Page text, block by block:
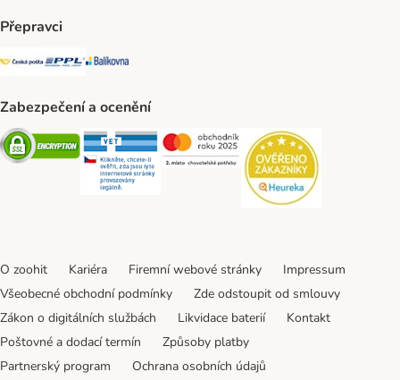
Přepravci
Česká pošta Shipping Method
PPL Shipping Method
Balíkovna Shipping Method
Zabezpečení a ocenění
Security Security Security
O zoohit Kariéra Firemní webové stránky
Impressum
Všeobecné obchodní podmínky
Zde odstoupit od smlouvy
Zákon o digitálních službách
Likvidace baterií
Kontakt
Poštovné a dodací termín
Způsoby platby
Partnerský program
Ochrana osobních údajů